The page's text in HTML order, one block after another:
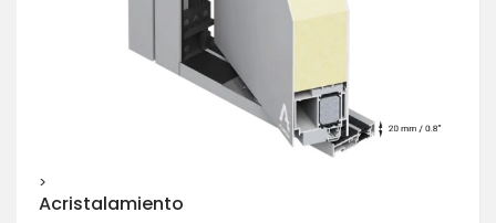
>
Acristalamiento